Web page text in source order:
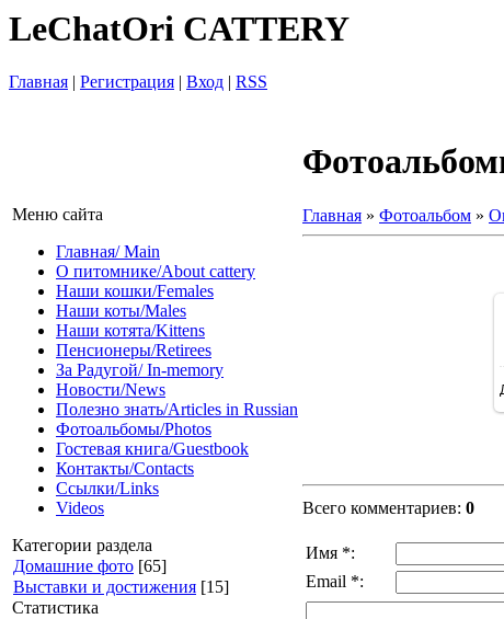
LeChatOri CATTERY
Главная | Регистрация | Вход | RSS
Меню сайта
Главная/ Main
О питомнике/About cattery
Наши кошки/Females
Наши коты/Males
Наши котята/Kittens
Пенсионеры/Retirees
За Радугой/ In-memory
Новости/News
Полезно знать/Articles in Russian
Фотоальбомы/Photos
Гостевая книга/Guestbook
Контакты/Contacts
Ссылки/Links
Videos
Категории раздела
Домашние фото [65]
Выставки и достижения [15]
Статистика
Главная » Фотоальбом »
Всего комментариев: 0
Имя *:
Email *: